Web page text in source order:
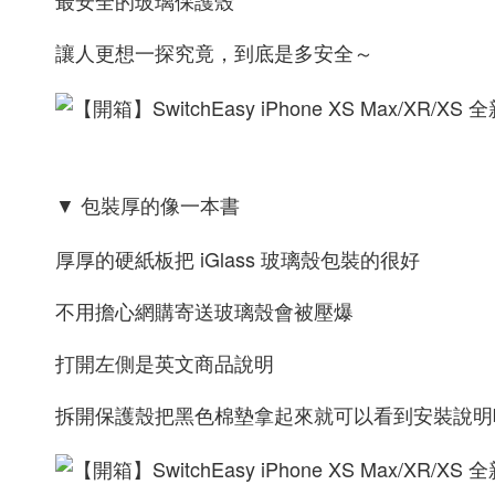
讓人更想一探究竟，到底是多安全～
▼ 包裝厚的像一本書
厚厚的硬紙板把 iGlass 玻璃殼包裝的很好
不用擔心網購寄送玻璃殼會被壓爆
打開左側是英文商品說明
拆開保護殼把黑色棉墊拿起來就可以看到安裝說